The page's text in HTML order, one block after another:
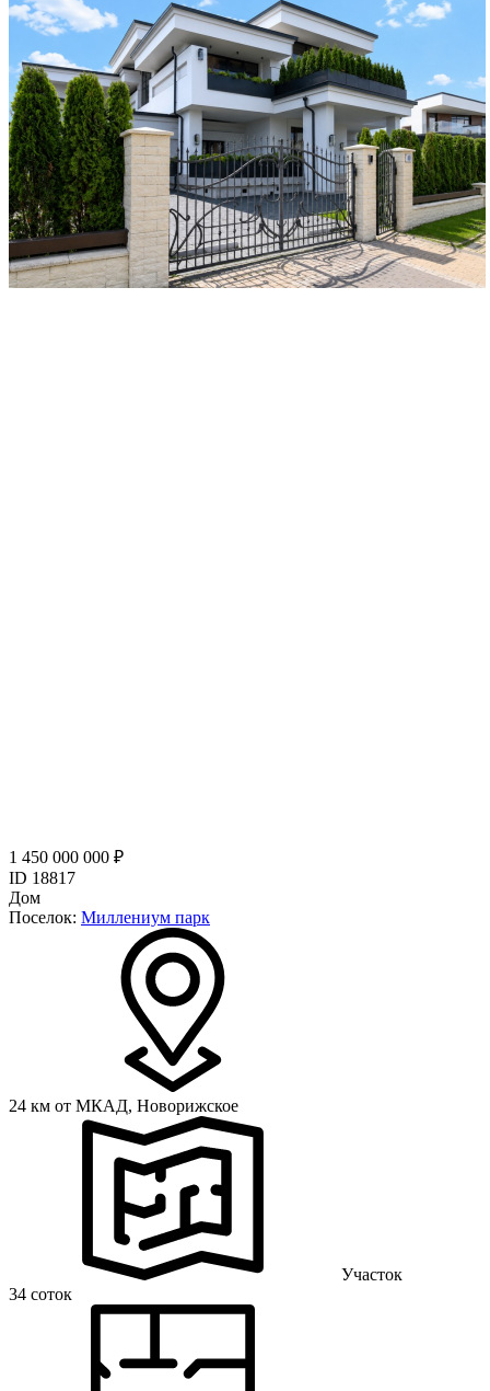
1 450 000 000 ₽
ID 18817
Дом
Поселок: Миллениум парк
24 км от МКАД, Новорижское
Участок
34 соток